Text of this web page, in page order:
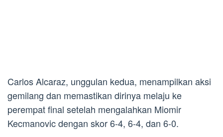
Carlos Alcaraz, unggulan kedua, menampilkan aksi
gemilang dan memastikan dirinya melaju ke
perempat final setelah mengalahkan Miomir
Kecmanovic dengan skor 6-4, 6-4, dan 6-0.